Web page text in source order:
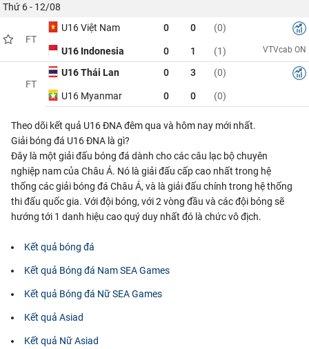
Thứ 6 - 12/08
FT
U16 Việt Nam 0 0 (0)
U16 Indonesia 0 1 (1) VTVcab ON
FT
U16 Thái Lan 0 3 (0)
U16 Myanmar 0 0 (0)
Theo dõi kết quả U16 ĐNA đêm qua và hôm nay mới nhất.
Giải bóng đá U16 ĐNA là gì?
Đây là một giải đấu bóng đá dành cho các câu lạc bộ chuyên
nghiệp nam của Châu Á. Nó là giải đấu cấp cao nhất trong hệ
thống các giải bóng đá Châu Á, và là giải đấu chính trong hệ thống
thi đấu quốc gia. Với đội bóng, với 2 vòng đầu và các đội bóng sẽ
hướng tới 1 danh hiệu cao quý duy nhất đó là chức vô địch.
Kết quả bóng đá
Kết quả Bóng đá Nam SEA Games
Kết quả Bóng đá Nữ SEA Games
Kết quả Asiad
Kết quả Nữ Asiad